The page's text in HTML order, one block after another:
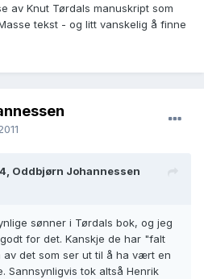
av Knut Tørdals manuskript som
tekst - og litt vanskelig å finne
Oddbjørn Johannessen
sønner i Tørdals bok, og jeg
for det. Kanskje de har "falt
det som ser ut til å ha vært en
Sannsynligvis tok altså Henrik